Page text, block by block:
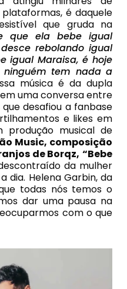
é daquele
que gruda na
que ela bebe igual
rebolando igual
igual Maraisa, é hoje
tem nada a
música é da dupla
em uma conversa entre
desafiou a fanbase
e likes em
produção musical de
Music, composição
de Borqz, “Bebe
da mulher
dia. Helena Garbin, da
todas nós temos o
dar uma pausa na
com o que